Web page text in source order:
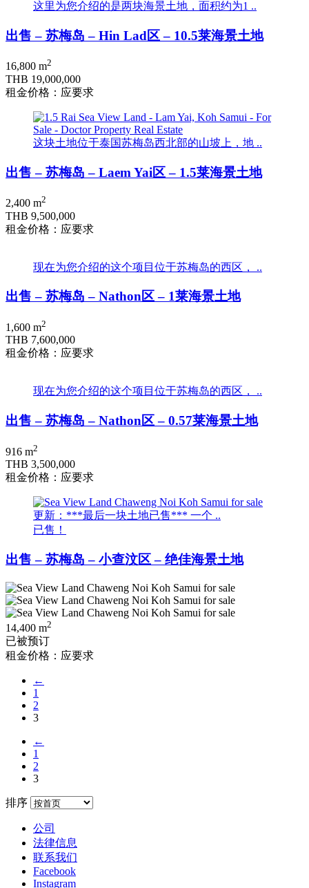
这里为您介绍的是两块海景土地，面积约为1 ..
出售 – 苏梅岛 – Hin Lad区 – 10.5莱海景土地
16,800 m2
THB 19,000,000
租金价格：应要求
这块土地位于泰国苏梅岛西北部的山坡上，地 ..
出售 – 苏梅岛 – Laem Yai区 – 1.5莱海景土地
2,400 m2
THB 9,500,000
租金价格：应要求
现在为您介绍的这个项目位于苏梅岛的西区， ..
出售 – 苏梅岛 – Nathon区 – 1莱海景土地
1,600 m2
THB 7,600,000
租金价格：应要求
现在为您介绍的这个项目位于苏梅岛的西区， ..
出售 – 苏梅岛 – Nathon区 – 0.57莱海景土地
916 m2
THB 3,500,000
租金价格：应要求
更新：***最后一块土地已售*** 一个 ..
已售！
出售 – 苏梅岛 – 小查汶区 – 绝佳海景土地
14,400 m2
已被预订
租金价格：应要求
←
1
2
3
←
1
2
3
排序
公司
法律信息
联系我们
Facebook
Instagram